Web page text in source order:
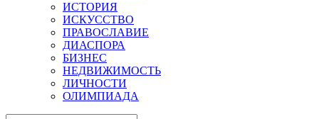
ИСТОРИЯ
ИСКУССТВО
ПРАВОСЛАВИЕ
ДИАСПОРА
БИЗНЕС
НЕДВИЖИМОСТЬ
ЛИЧНОСТИ
ОЛИМПИАДА